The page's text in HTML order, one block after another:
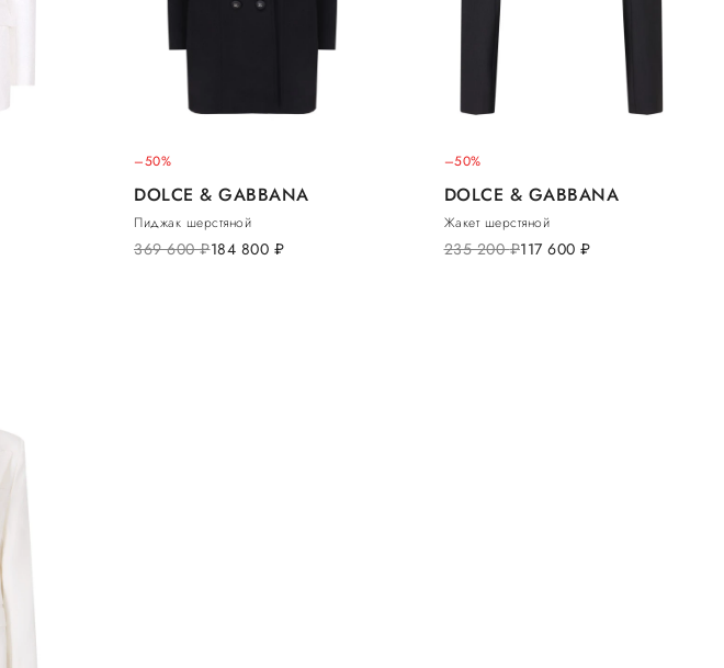
–50%
DOLCE & GABBANA
Пиджак шерстяной
369 600руб.184 800 руб.
–50%
DOLCE & GABBANA
Жакет шерстяной
235 200руб.117 600 руб.